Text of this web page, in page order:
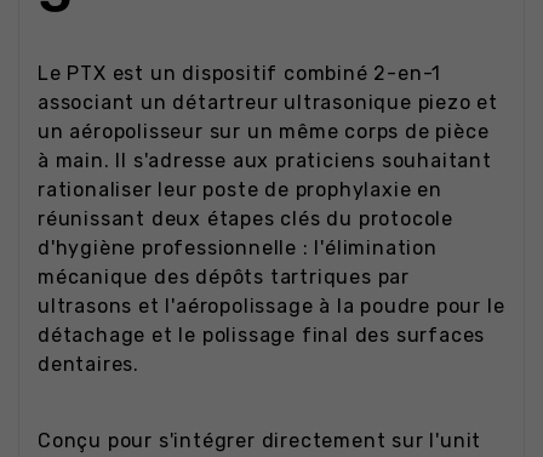
Le PTX est un dispositif combiné 2-en-1
associant un détartreur ultrasonique piezo et
un aéropolisseur sur un même corps de pièce
à main. Il s'adresse aux praticiens souhaitant
rationaliser leur poste de prophylaxie en
réunissant deux étapes clés du protocole
d'hygiène professionnelle : l'élimination
mécanique des dépôts tartriques par
ultrasons et l'aéropolissage à la poudre pour le
détachage et le polissage final des surfaces
dentaires.
Conçu pour s'intégrer directement sur l'unit